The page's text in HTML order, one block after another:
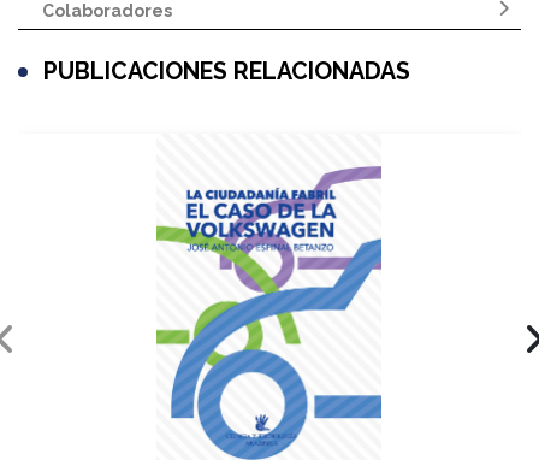
Colaboradores
PUBLICACIONES RELACIONADAS